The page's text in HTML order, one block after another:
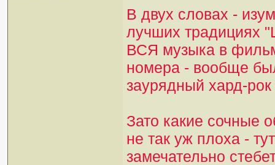
В двух словах -
лучших традициях
ВСЯ музыка в
номера - вообще
заурядный хард-
Зато какие сочные
не так уж плоха -
замечательно